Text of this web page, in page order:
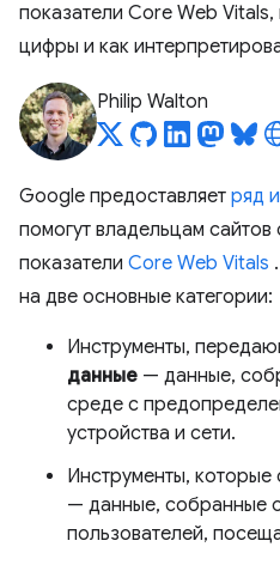
показатели Core Web
цифры и как
Philip Walton
Google предоставляет ряд
помогут владельцам сайтов
показатели Core Web Vitals
на две основные категории:
Инструменты,
данные — данные,
среде с
устройства и сети.
Инструменты,
— данные, собранные
пользователей,